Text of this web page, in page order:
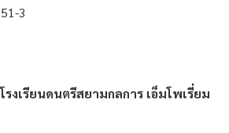
3
งเรียนดนตรีสยามกลการ เอ็มโพเรี่ยม